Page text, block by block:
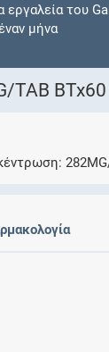
εργαλεία του
μήνα
για
TAB